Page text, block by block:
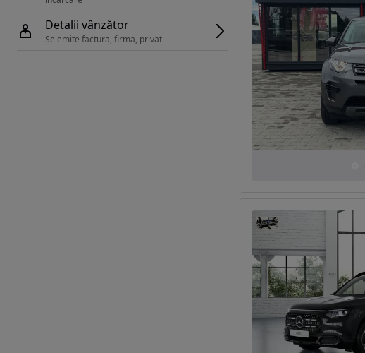
Detalii vânzător
Se emite factura, firma, privat